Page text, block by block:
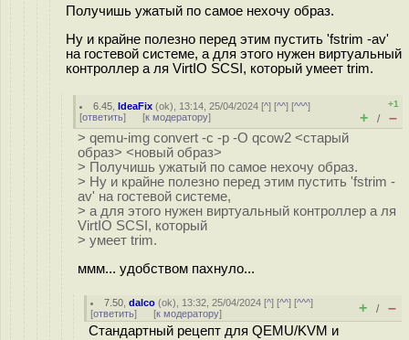
Получишь ужатый по самое нехочу образ.
Ну и крайне полезно перед этим пустить 'fstrim -av'
на гостевой системе, а для этого нужен виртуальный
контроллер а ля VirtIO SCSI, который умеет trim.
6.45 ,IdeaFix (ok), 13:14, 25/04/2024 [^] [^^] [^^^]
[ответить] [к модератору]
+1
+ / –
> qemu-img convert -c -p -O qcow2 <старый
образ> <новый образ>
> Получишь ужатый по самое нехочу образ.
> Ну и крайне полезно перед этим пустить 'fstrim -
av' на гостевой системе,
> а для этого нужен виртуальный контроллер а ля
VirtIO SCSI, который
> умеет trim.
ммм... удобством пахнуло...
7.50 ,dalco (ok), 13:32, 25/04/2024 [^] [^^] [^^^]
[ответить] [к модератору] + / –
Стандартный рецепт для QEMU/KVM и